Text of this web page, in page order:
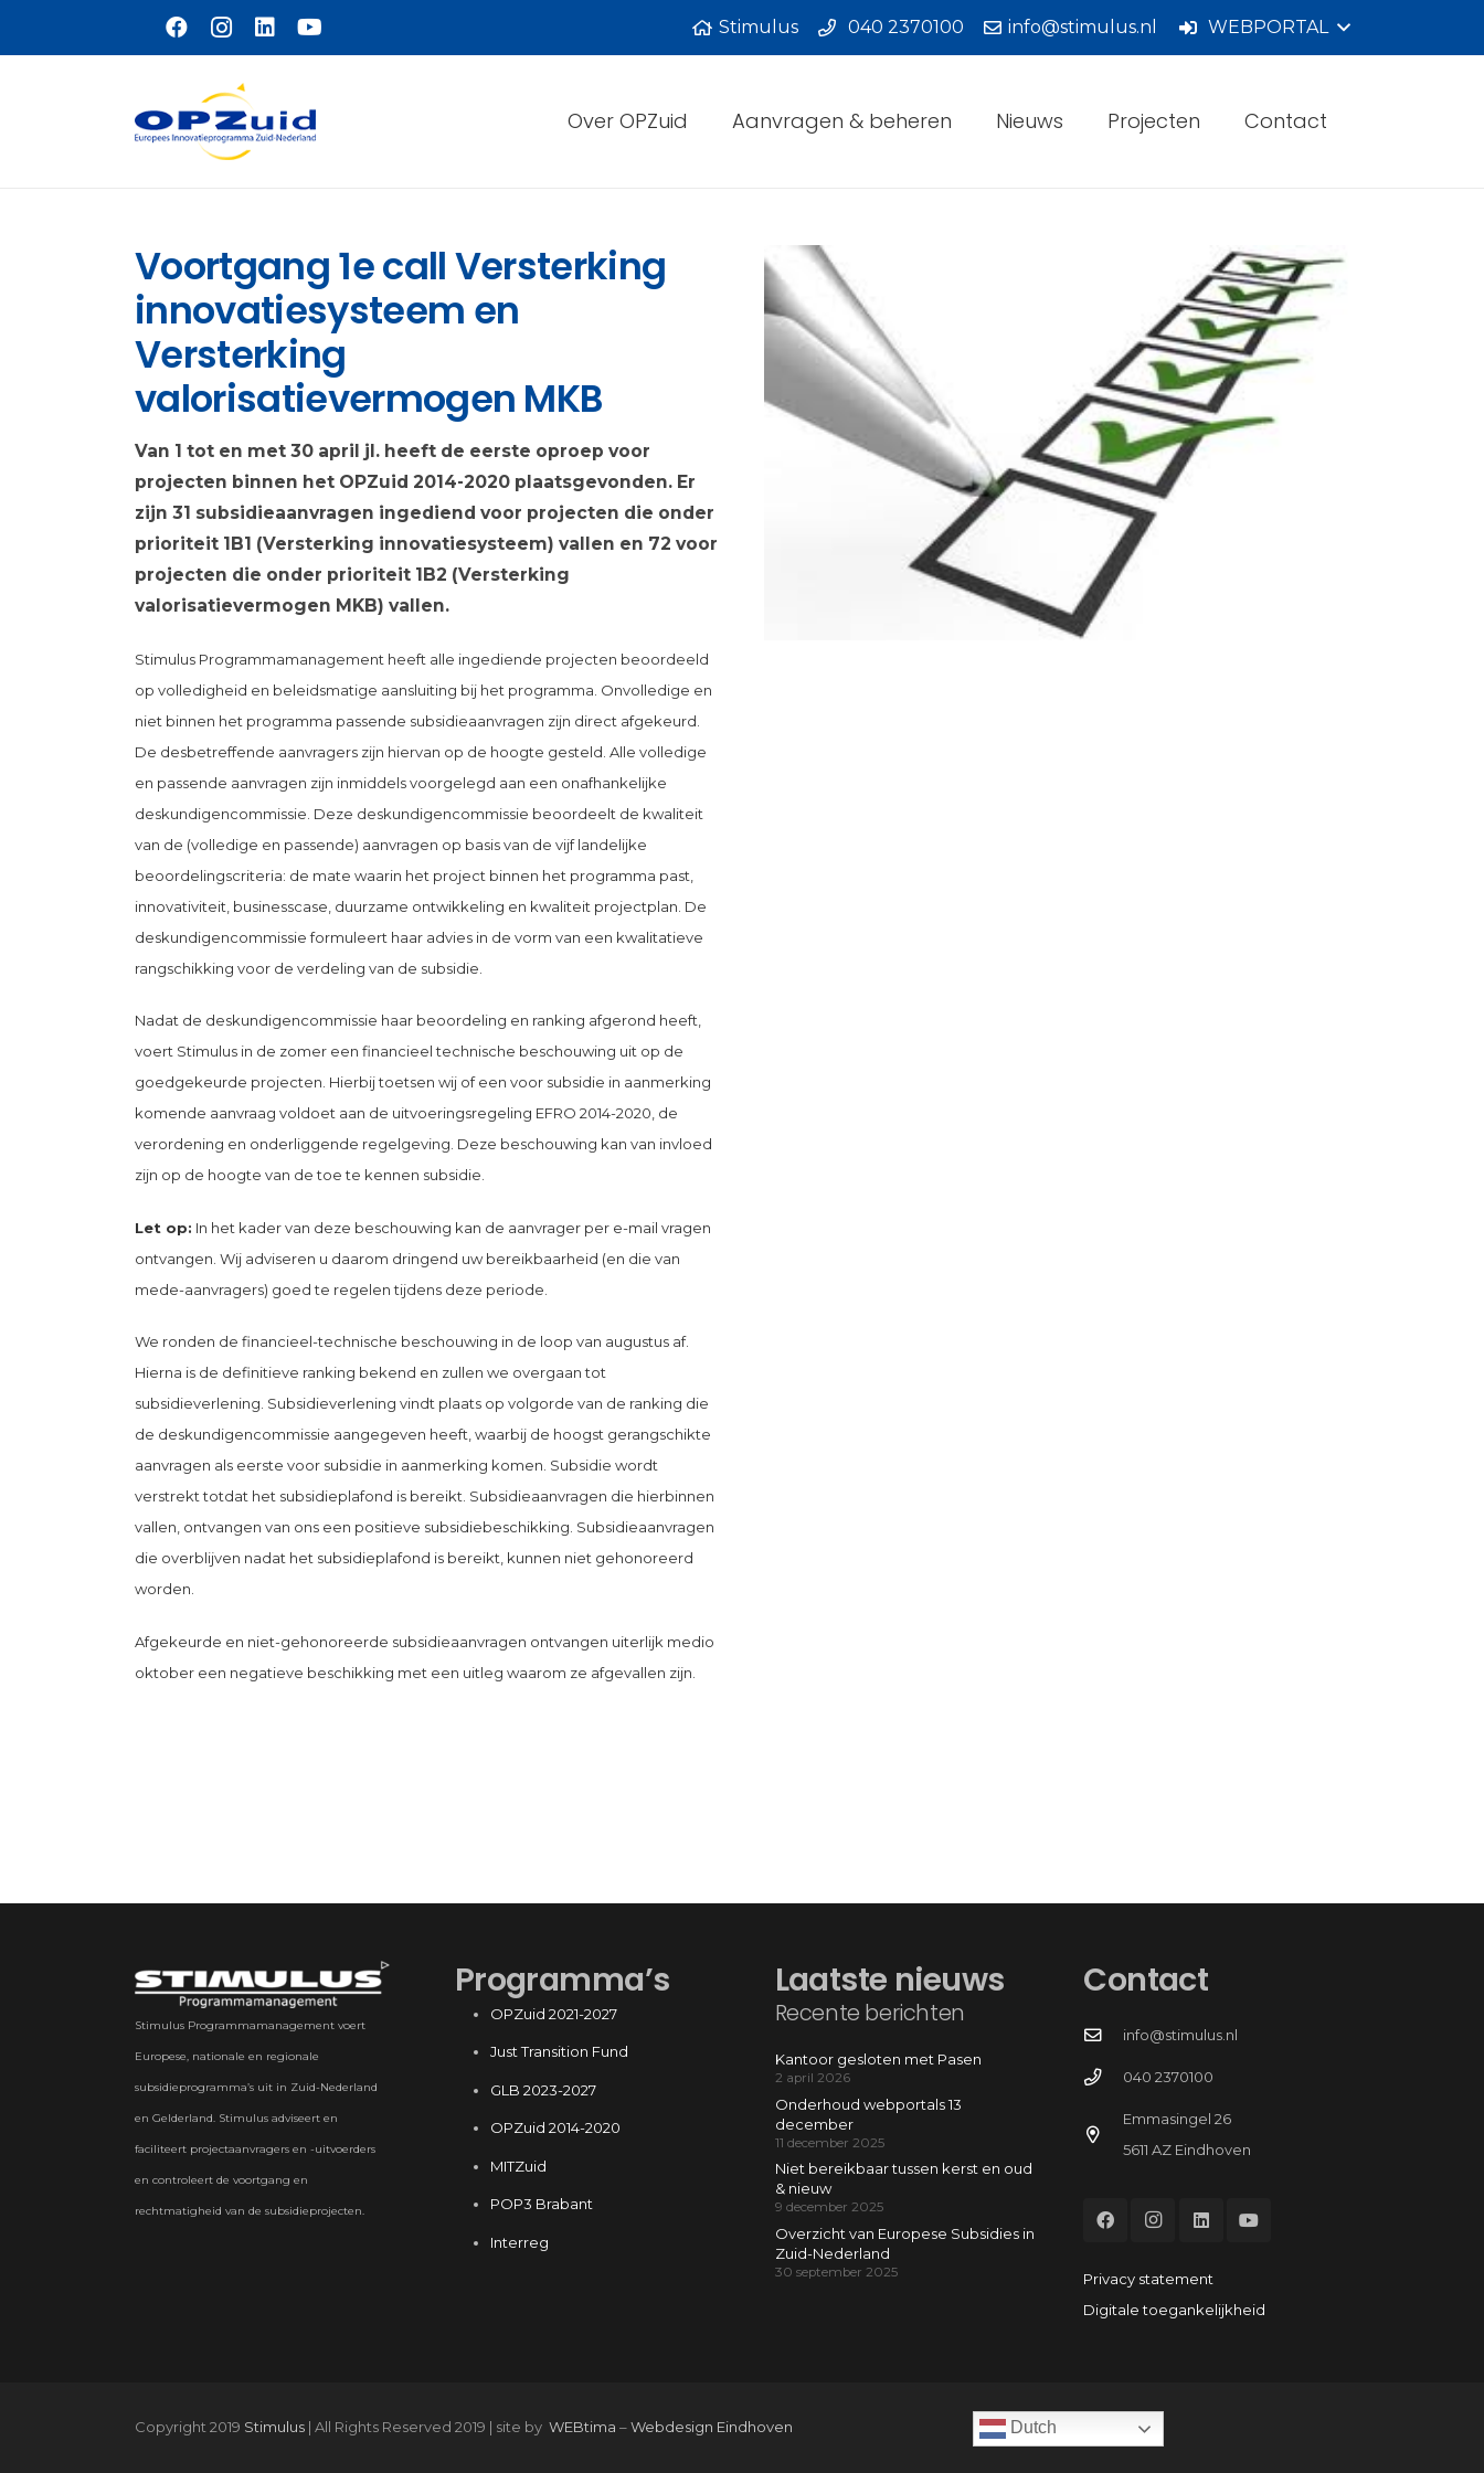
Naar hoofdinhoud
Stimulus 040 2370100 info@stimulus.nl WEBPORTAL
Over OPZuid Aanvragen & beheren Nieuws Projecten Contact
Voortgang 1e call Versterking
innovatiesysteem en
Versterking
valorisatievermogen MKB
Van 1 tot en met 30 april jl. heeft de eerste oproep voor
projecten binnen het OPZuid 2014-2020 plaatsgevonden. Er
zijn 31 subsidieaanvragen ingediend voor projecten die onder
prioriteit 1B1 (Versterking innovatiesysteem) vallen en 72 voor
projecten die onder prioriteit 1B2 (Versterking
valorisatievermogen MKB) vallen.
Stimulus Programmamanagement heeft alle ingediende projecten beoordeeld
op volledigheid en beleidsmatige aansluiting bij het programma. Onvolledige en
niet binnen het programma passende subsidieaanvragen zijn direct afgekeurd.
De desbetreffende aanvragers zijn hiervan op de hoogte gesteld. Alle volledige
en passende aanvragen zijn inmiddels voorgelegd aan een onafhankelijke
deskundigencommissie. Deze deskundigencommissie beoordeelt de kwaliteit
van de (volledige en passende) aanvragen op basis van de vijf landelijke
beoordelingscriteria: de mate waarin het project binnen het programma past,
innovativiteit, businesscase, duurzame ontwikkeling en kwaliteit projectplan. De
deskundigencommissie formuleert haar advies in de vorm van een kwalitatieve
rangschikking voor de verdeling van de subsidie.
Nadat de deskundigencommissie haar beoordeling en ranking afgerond heeft,
voert Stimulus in de zomer een financieel technische beschouwing uit op de
goedgekeurde projecten. Hierbij toetsen wij of een voor subsidie in aanmerking
komende aanvraag voldoet aan de uitvoeringsregeling EFRO 2014-2020, de
verordening en onderliggende regelgeving. Deze beschouwing kan van invloed
zijn op de hoogte van de toe te kennen subsidie.
Let op: In het kader van deze beschouwing kan de aanvrager per e-mail vragen
ontvangen. Wij adviseren u daarom dringend uw bereikbaarheid (en die van
mede-aanvragers) goed te regelen tijdens deze periode.
We ronden de financieel-technische beschouwing in de loop van augustus af.
Hierna is de definitieve ranking bekend en zullen we overgaan tot
subsidieverlening. Subsidieverlening vindt plaats op volgorde van de ranking die
de deskundigencommissie aangegeven heeft, waarbij de hoogst gerangschikte
aanvragen als eerste voor subsidie in aanmerking komen. Subsidie wordt
verstrekt totdat het subsidieplafond is bereikt. Subsidieaanvragen die hierbinnen
vallen, ontvangen van ons een positieve subsidiebeschikking. Subsidieaanvragen
die overblijven nadat het subsidieplafond is bereikt, kunnen niet gehonoreerd
worden.
Afgekeurde en niet-gehonoreerde subsidieaanvragen ontvangen uiterlijk medio
oktober een negatieve beschikking met een uitleg waarom ze afgevallen zijn.
Stimulus Programmamanagement voert
Europese, nationale en regionale
subsidieprogramma’s uit in Zuid-Nederland
en Gelderland. Stimulus adviseert en
faciliteert projectaanvragers en -uitvoerders
en controleert de voortgang en
rechtmatigheid van de subsidieprojecten.
Programma’s
OPZuid 2021-2027
Just Transition Fund
GLB 2023-2027
OPZuid 2014-2020
MITZuid
POP3 Brabant
Interreg
Laatste nieuws
Recente berichten
Kantoor gesloten met Pasen
2 april 2026
Onderhoud webportals 13
december
11 december 2025
Niet bereikbaar tussen kerst en oud
& nieuw
9 december 2025
Overzicht van Europese Subsidies in
Zuid-Nederland
30 september 2025
Contact
info@stimulus.nl
040 2370100
Emmasingel 26
5611 AZ Eindhoven
Privacy statement
Digitale toegankelijkheid
Copyright 2019 Stimulus | All Rights Reserved 2019 | site by WEBtima –Webdesign Eindhoven Dutch